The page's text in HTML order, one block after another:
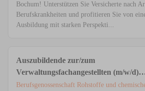
Bochum! Unterstützen Sie Versicherte nach
Berufskrankheiten und profitieren Sie von
Ausbildung mit starken Perspekti...
Auszubildende zur/zum
Verwaltungsfachangestellten (m/w/d)
Bochum, Heidelberg
Berufsgenossenschaft Rohstoffe und